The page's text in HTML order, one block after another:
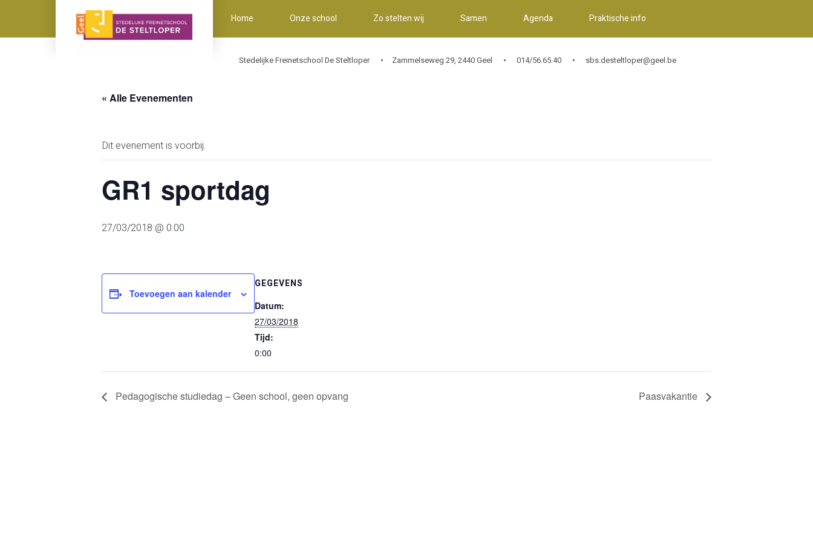
Home Onze school Zo stelten wij Samen Agenda Praktische info
Stedelijke Freinetschool De Steltloper Zammelseweg 29, 2440 Geel 014/56.65.40 sbs.desteltloper@geel.be
« Alle Evenementen
Dit evenement is voorbij.
GR1 sportdag
27/03/2018 @ 0:00
Toevoegen aan kalender
GEGEVENS
Datum:
27/03/2018
Tijd:
0:00
Pedagogische studiedag – Geen school, geen opvang Paasvakantie